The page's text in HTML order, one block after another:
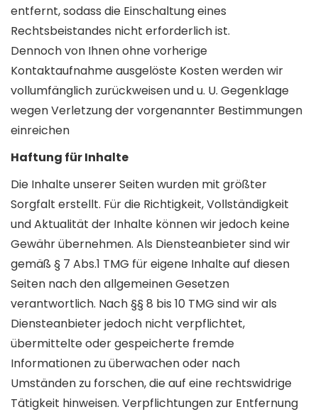
entfernt, sodass die Einschaltung eines
Rechtsbeistandes nicht erforderlich ist.
Dennoch von Ihnen ohne vorherige
Kontaktaufnahme ausgelöste Kosten werden wir
vollumfänglich zurückweisen und u. U. Gegenklage
wegen Verletzung der vorgenannter Bestimmungen
einreichen
Haftung für Inhalte
Die Inhalte unserer Seiten wurden mit größter
Sorgfalt erstellt. Für die Richtigkeit, Vollständigkeit
und Aktualität der Inhalte können wir jedoch keine
Gewähr übernehmen. Als Diensteanbieter sind wir
gemäß § 7 Abs.1 TMG für eigene Inhalte auf diesen
Seiten nach den allgemeinen Gesetzen
verantwortlich. Nach §§ 8 bis 10 TMG sind wir als
Diensteanbieter jedoch nicht verpflichtet,
übermittelte oder gespeicherte fremde
Informationen zu überwachen oder nach
Umständen zu forschen, die auf eine rechtswidrige
Tätigkeit hinweisen. Verpflichtungen zur Entfernung